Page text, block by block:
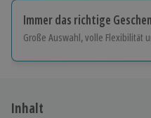
Immer das richtige
Große Auswahl, volle Flexibilität
Jeder Gutschein für alle
Inhalt